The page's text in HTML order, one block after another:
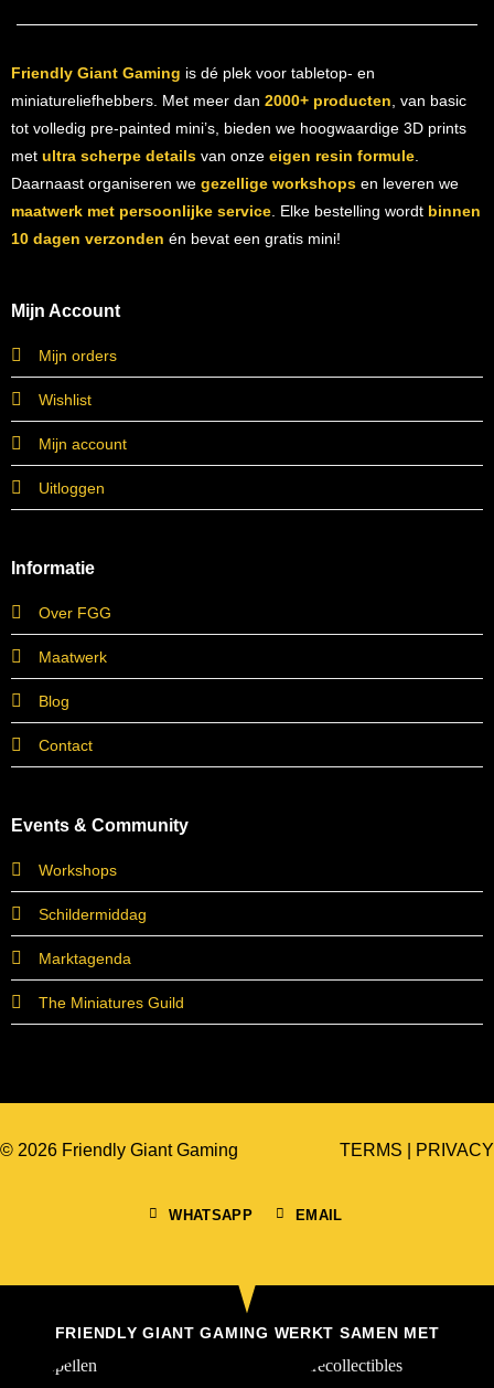
Friendly Giant Gaming is dé plek voor tabletop- en
miniatureliefhebbers. Met meer dan 2000+ producten, van basic
tot volledig pre-painted mini’s, bieden we hoogwaardige 3D prints
met ultra scherpe detailsvan onze eigen resin formule.
Daarnaast organiseren we gezellige workshopsen leveren we
maatwerk met persoonlijke service. Elke bestelling wordt binnen
10 dagen verzonden én bevat een gratis mini!
Mijn Account
Mijn orders
Wishlist
Mijn account
Uitloggen
Informatie
Over FGG
Maatwerk
Blog
Contact
Events & Community
Workshops
Schildermiddag
Marktagenda
The Miniatures Guild
© 2026 Friendly Giant Gaming
WHATSAPP EMAIL
TERMS PRIVACY
FRIENDLY GIANT GAMING WERKT SAMEN MET